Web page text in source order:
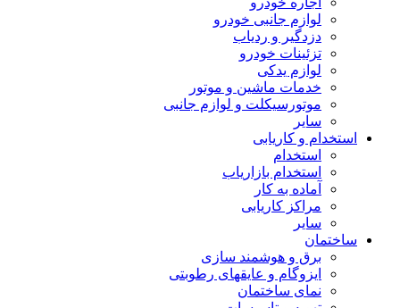
لوازم جانبی خودرو
دزدگیر و ردیاب
تزئینات خودرو
لوازم یدکی
خدمات ماشین و موتور
موتورسیکلت و لوازم جانبی
سایر
استخدام و کاریابی
استخدام
استخدام بازاریاب
آماده به کار
مراکز کاریابی
سایر
ساختمان
برق و هوشمند سازی
ایزوگام و عایقهای رطوبتی
نمای ساختمان